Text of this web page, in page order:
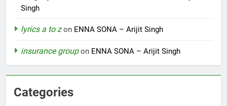
Singh
lyrics a to zon ENNA SONA – Arijit Singh
insurance groupon ENNA SONA – Arijit Singh
Categories